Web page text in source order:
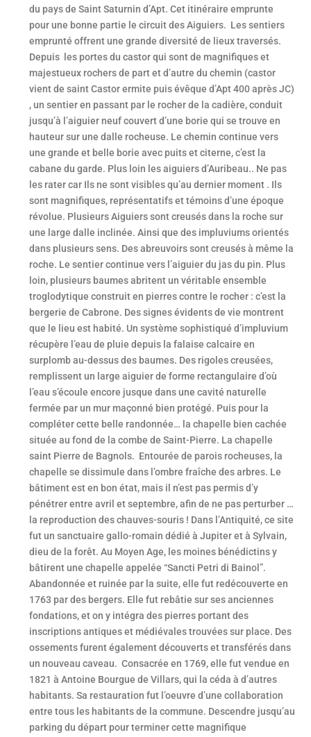
du pays de Saint Saturnin d’Apt. Cet itinéraire emprunte
pour une bonne partie le circuit des Aiguiers. Les sentiers
emprunté offrent une grande diversité de lieux traversés.
Depuis les portes du castor qui sont de magnifiques et
majestueux rochers de part et d’autre du chemin (castor
vient de saint Castor ermite puis évêque d’Apt 400 après JC)
, un sentier en passant par le rocher de la cadière, conduit
jusqu’à l’aiguier neuf couvert d’une borie qui se trouve en
hauteur sur une dalle rocheuse. Le chemin continue vers
une grande et belle borie avec puits et citerne, c’est la
cabane du garde. Plus loin les aiguiers d’Auribeau.. Ne pas
les rater car Ils ne sont visibles qu’au dernier moment . Ils
sont magnifiques, représentatifs et témoins d’une époque
révolue. Plusieurs Aiguiers sont creusés dans la roche sur
une large dalle inclinée. Ainsi que des impluviums orientés
dans plusieurs sens. Des abreuvoirs sont creusés à même la
roche. Le sentier continue vers l’aiguier du jas du pin. Plus
loin, plusieurs baumes abritent un véritable ensemble
troglodytique construit en pierres contre le rocher : c’est la
bergerie de Cabrone. Des signes évidents de vie montrent
que le lieu est habité. Un système sophistiqué d’impluvium
récupère l’eau de pluie depuis la falaise calcaire en
surplomb au-dessus des baumes. Des rigoles creusées,
remplissent un large aiguier de forme rectangulaire d’où
l’eau s’écoule encore jusque dans une cavité naturelle
fermée par un mur maçonné bien protégé. Puis pour la
compléter cette belle randonnée… la chapelle bien cachée
située au fond de la combe de Saint-Pierre. La chapelle
saint Pierre de Bagnols. Entourée de parois rocheuses, la
chapelle se dissimule dans l’ombre fraîche des arbres. Le
bâtiment est en bon état, mais il n’est pas permis d’y
pénétrer entre avril et septembre, afin de ne pas perturber …
la reproduction des chauves-souris ! Dans l’Antiquité, ce site
fut un sanctuaire gallo-romain dédié à Jupiter et à Sylvain,
dieu de la forêt. Au Moyen Age, les moines bénédictins y
bâtirent une chapelle appelée “Sancti Petri di Bainol”.
Abandonnée et ruinée par la suite, elle fut redécouverte en
1763 par des bergers. Elle fut rebâtie sur ses anciennes
fondations, et on y intégra des pierres portant des
inscriptions antiques et médiévales trouvées sur place. Des
ossements furent également découverts et transférés dans
un nouveau caveau. Consacrée en 1769, elle fut vendue en
1821 à Antoine Bourgue de Villars, qui la céda à d’autres
habitants. Sa restauration fut l’oeuvre d’une collaboration
entre tous les habitants de la commune. Descendre jusqu’au
parking du départ pour terminer cette magnifique